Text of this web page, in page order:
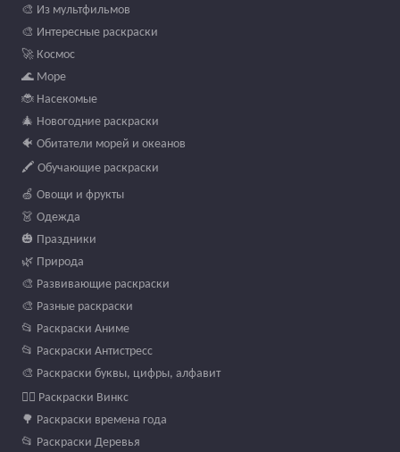
🎨 Из мультфильмов
🎨 Интересные раскраски
🚀 Космос
🌊 Море
🐞 Насекомые
🎄 Новогодние раскраски
🐠 Обитатели морей и океанов
🖍️ Обучающие раскраски
🍏 Овощи и фрукты
👗 Одежда
🎃 Праздники
🌿 Природа
🎨 Развивающие раскраски
🎨 Разные раскраски
📂 Раскраски Аниме
📂 Раскраски Антистресс
🎨 Раскраски буквы, цифры, алфавит
🧚‍♀️ Раскраски Винкс
🌳 Раскраски времена года
📂 Раскраски Деревья